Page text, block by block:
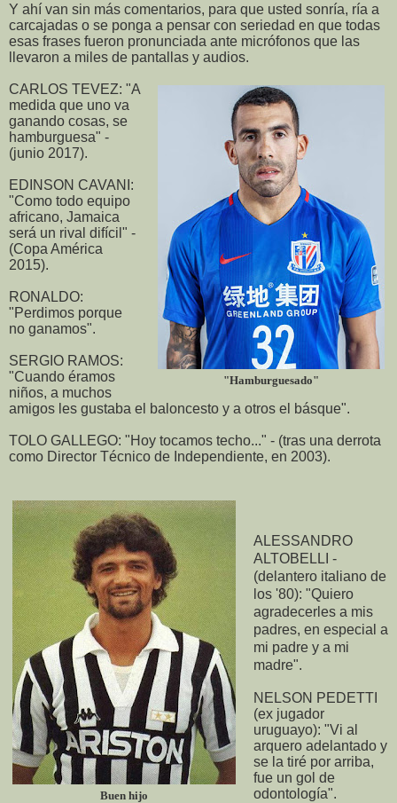
Y ahí van sin más comentarios, para que usted sonría, ría a
carcajadas o se ponga a pensar con seriedad en que todas
esas frases fueron pronunciada ante micrófonos que las
llevaron a miles de pantallas y audios.
"Hamburguesado"
CARLOS TEVEZ: "A
medida que uno va
ganando cosas, se
hamburguesa" -
(junio 2017).
EDINSON CAVANI:
"Como todo equipo
africano, Jamaica
será un rival difícil" -
(Copa América
2015).
RONALDO:
"Perdimos porque
no ganamos".
SERGIO RAMOS:
"Cuando éramos
niños, a muchos
amigos les gustaba el baloncesto y a otros el básque".
TOLO GALLEGO: "Hoy tocamos techo..." - (tras una derrota
como Director Técnico de Independiente, en 2003).
Buen hijo
ALESSANDRO
ALTOBELLI -
(delantero italiano de
los '80): "Quiero
agradecerles a mis
padres, en especial a
mi padre y a mi
madre".
NELSON PEDETTI
(ex jugador
uruguayo): "Vi al
arquero adelantado y
se la tiré por arriba,
fue un gol de
odontología".